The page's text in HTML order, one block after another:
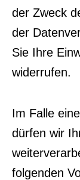
der Zweck
der
Sie Ihre
widerrufen.
Im Falle
dürfen wir
folgenden